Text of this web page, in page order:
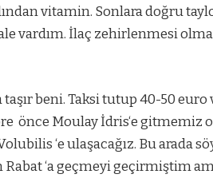
vitamin. Sonlara doğru
vardım. İlaç zehirlenmesi
taşır beni. Taksi tutup 40-50
önce Moulay İdris‘e gitmemiz
‘e ulaşacağız. Bu arada
‘a geçmeyi geçirmiştim